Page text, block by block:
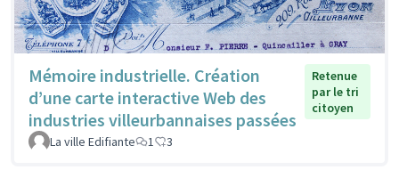
Mémoire industrielle. Création
d’une carte interactive Web des
industries villeurbannaises passées
Retenue
par le tri
citoyen
La ville Edifiante 1 3